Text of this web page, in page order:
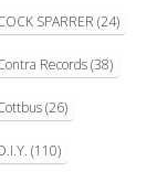
SPARRER (24)
Records(38)
(26)
(110)